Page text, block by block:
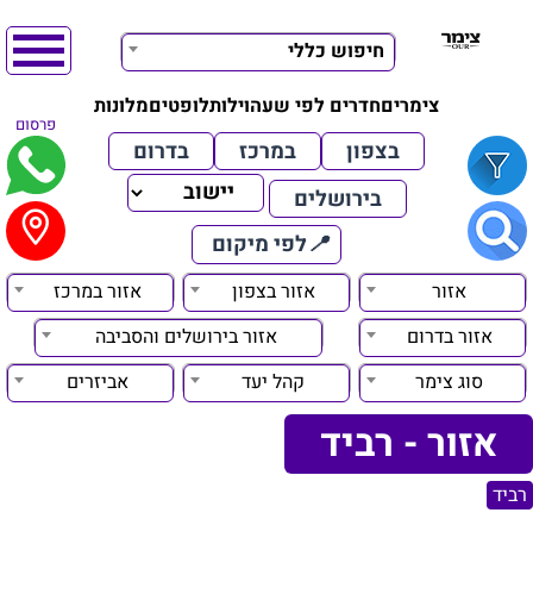
חיפוש כללי
צימריםחדרים לפי שעהוילותלופטיםמלונות
פרסום
בצפון במרכז
בדרום
בירושלים
📍לפי מיקום
אזור אזור בצפון
אזור במרכז
אזור בדרום
אזור בירושלים והסביבה
סוג צימר
קהל יעד אביזרים
אזור - רביד
רביד